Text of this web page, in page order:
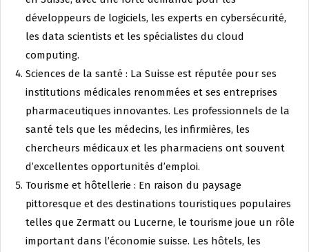
développeurs de logiciels, les experts en cybersécurité,
les data scientists et les spécialistes du cloud
computing.
Sciences de la santé : La Suisse est réputée pour ses
institutions médicales renommées et ses entreprises
pharmaceutiques innovantes. Les professionnels de la
santé tels que les médecins, les infirmières, les
chercheurs médicaux et les pharmaciens ont souvent
d’excellentes opportunités d’emploi.
Tourisme et hôtellerie : En raison du paysage
pittoresque et des destinations touristiques populaires
telles que Zermatt ou Lucerne, le tourisme joue un rôle
important dans l’économie suisse. Les hôtels, les